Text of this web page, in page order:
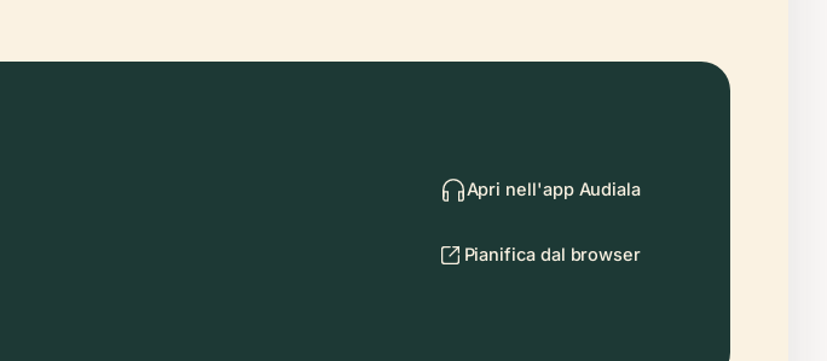
Apri nell'app Audiala
Pianifica dal browser